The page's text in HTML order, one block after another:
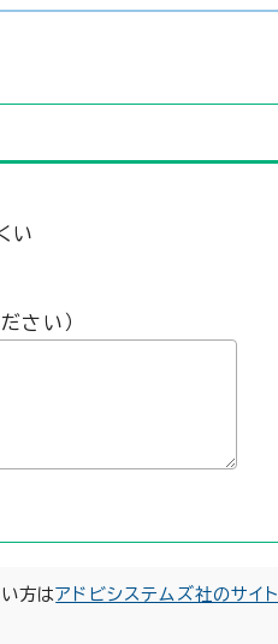
い
さい）
方はアドビシステムズ社のサイト